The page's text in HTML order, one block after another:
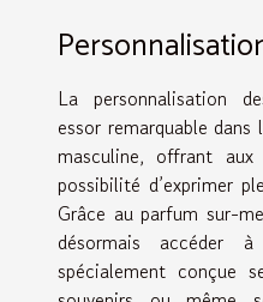
La personnalisation
essor remarquable
masculine, offrant
possibilité d’exprimer
Grâce au parfum sur-
désormais accéder
spécialement conçue